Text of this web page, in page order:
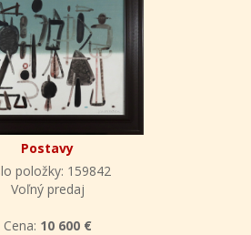
Postavy
položky: 159842
Voľný predaj
Cena: 10 600 €